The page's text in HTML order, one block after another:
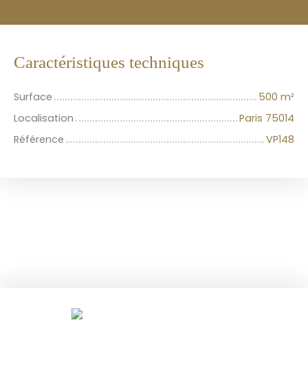
Caractéristiques techniques
Surface 500 m²
Localisation
Paris 75014
Référence
VP148